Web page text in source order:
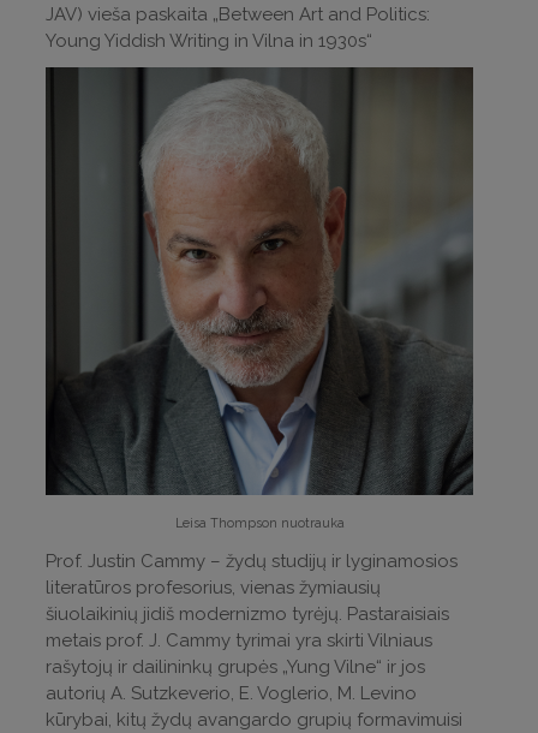
JAV) vieša paskaita „Between Art and Politics:
Young Yiddish Writing in Vilna in 1930s“
Leisa Thompson nuotrauka
Prof. Justin Cammy – žydų studijų ir lyginamosios
literatūros profesorius, vienas žymiausių
šiuolaikinių jidiš modernizmo tyrėjų. Pastaraisiais
metais prof. J. Cammy tyrimai yra skirti Vilniaus
rašytojų ir dailininkų grupės „Yung Vilne“ ir jos
autorių A. Sutzkeverio, E. Voglerio, M. Levino
kūrybai, kitų žydų avangardo grupių formavimuisi